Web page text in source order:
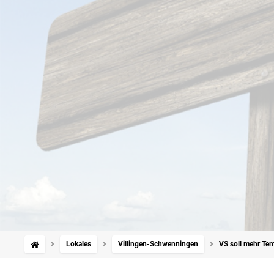
Lokales Villingen-Schwenningen VS soll mehr